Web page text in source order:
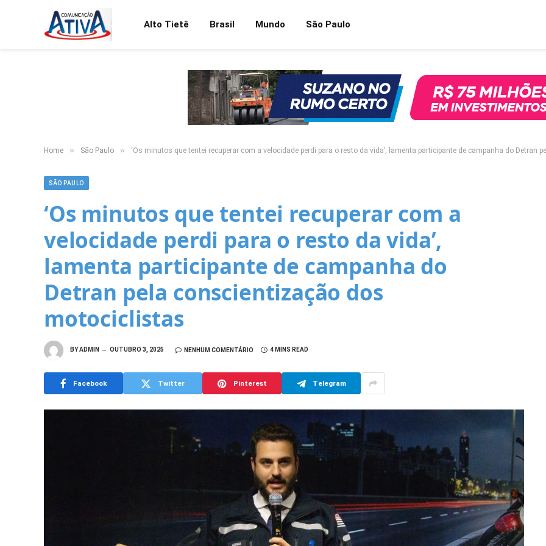
Alto Tietê Brasil Mundo São Paulo
Home » São Paulo » ‘Os minutos que tentei recuperar com a velocidade perdi para o resto da vida’, lamenta participante de campanha do
SÃO PAULO
‘Os minutos que tentei recuperar com a
velocidade perdi para o resto da vida’,
lamenta participante de campanha do
Detran pela conscientização dos
motociclistas
BYADMIN OUTUBRO 3, 2025 NENHUM COMENTÁRIO 4 MINS READ
Facebook Twitter Pinterest Telegram